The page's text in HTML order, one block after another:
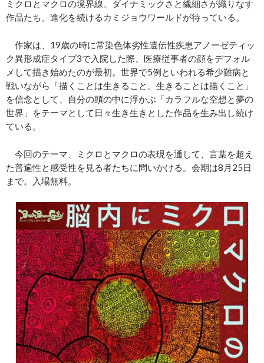
ミクロとマクロの境界線、ダイナミックさと繊細さが織りなす
作品たち、進化を続けるカミジョウワールドが待っている。
作家は、19歳の時に常染色体劣性遺伝性疾患アノーゼティッ
ク異形成症タイプ3で入院した際、医療従事者の顔をデフォル
メして描き始めたのが最初。世界で5例といわれる希少難病と
戦いながら「描くことは生きること。生きることは描くこと」
を信念として、自分の頭の中に浮かぶ「カラフルな空想と夢の
世界」をテーマとして日々生き生きとした作品を生み出し続け
ている。
今回のテーマ、ミクロとマクロの表現を通して、言葉を超え
た普遍性と感受性を見る者たちに問いかける。会期は8月25日
まで。入場無料。